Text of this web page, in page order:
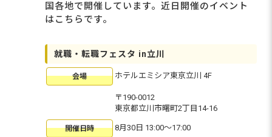
国各地で開催しています。近日開催のイベント
はこちらです。
就職・転職フェスタ in立川
会場 ホテルエミシア東京立川 4F
〒190-0012
東京都立川市曙町2丁目14-16
開催日時 8月30日 13:00〜17:00